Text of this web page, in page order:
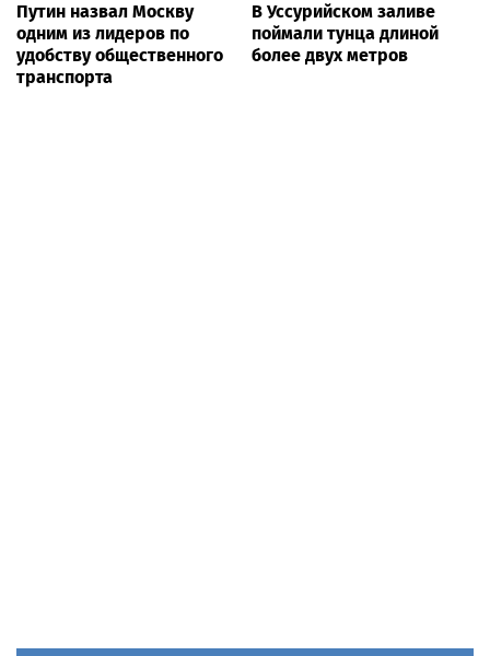
Путин назвал Москву
одним из лидеров по
удобству общественного
транспорта
В Уссурийском заливе
поймали тунца длиной
более двух метров